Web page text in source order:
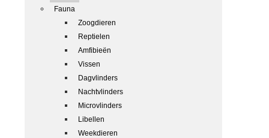
Fauna
Zoogdieren
Reptielen
Amfibieën
Vissen
Dagvlinders
Nachtvlinders
Microvlinders
Libellen
Weekdieren